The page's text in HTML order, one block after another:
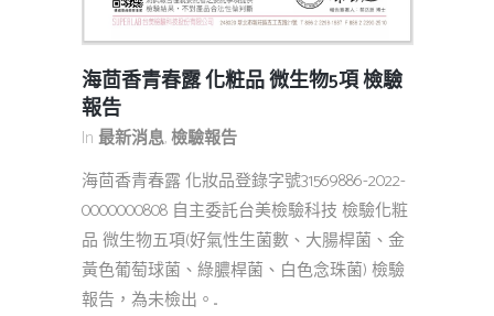
海茴香青春露 化粧品 微生物5項 檢驗
報告
In 最新消息,檢驗報告
海茴香青春露 化妝品登錄字號31569886-2022-
0000000808 自主委託台美檢驗科技 檢驗化粧
品 微生物五項(好氣性生菌數、大腸桿菌、金
黃色葡萄球菌、綠膿桿菌、白色念珠菌) 檢驗
報告，為未檢出。...